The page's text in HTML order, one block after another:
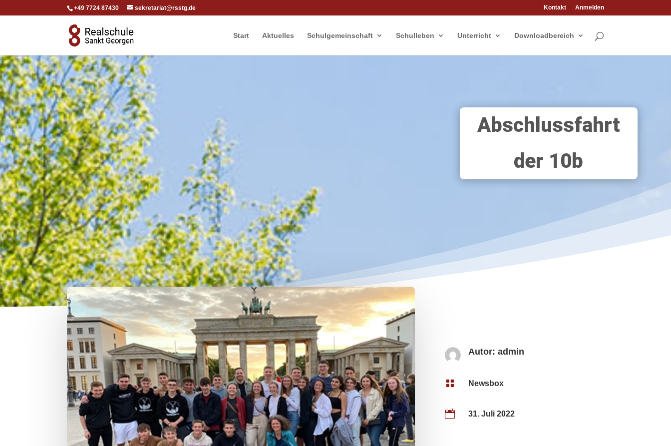
+49 7724 87430 sekretariat@rsstg.de Kontakt Anmelden
Start Aktuelles Schulgemeinschaft Schulleben Unterricht Downloadbereich
Abschlussfahrt
der 10b
Autor:admin
 Newsbox
 31. Juli 2022